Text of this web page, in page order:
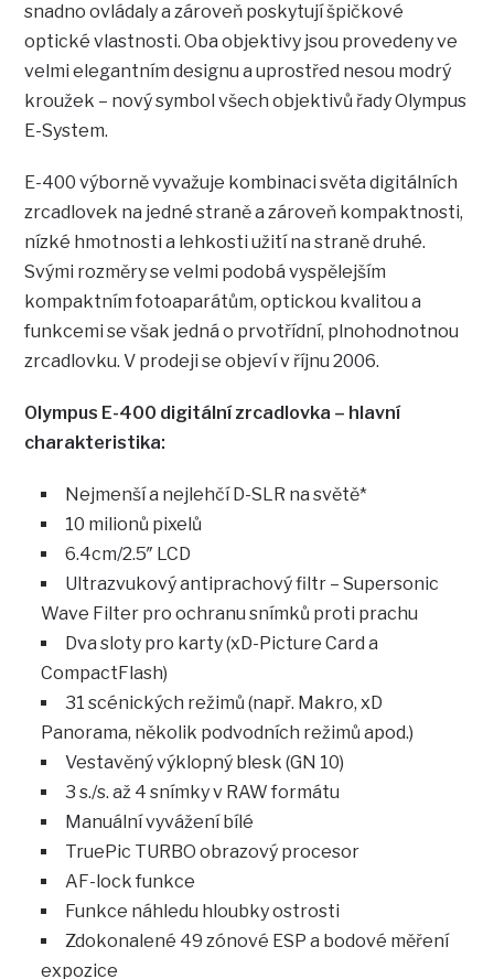
snadno ovládaly a zároveň poskytují špičkové
optické vlastnosti. Oba objektivy jsou provedeny ve
velmi elegantním designu a uprostřed nesou modrý
kroužek – nový symbol všech objektivů řady Olympus
E-System.
E-400 výborně vyvažuje kombinaci světa digitálních
zrcadlovek na jedné straně a zároveň kompaktnosti,
nízké hmotnosti a lehkosti užití na straně druhé.
Svými rozměry se velmi podobá vyspělejším
kompaktním fotoaparátům, optickou kvalitou a
funkcemi se však jedná o prvotřídní, plnohodnotnou
zrcadlovku. V prodeji se objeví v říjnu 2006.
Olympus E-400 digitální zrcadlovka – hlavní
charakteristika:
Nejmenší a nejlehčí D-SLR na světě*
10 milionů pixelů
6.4cm/2.5″ LCD
Ultrazvukový antiprachový filtr – Supersonic
Wave Filter pro ochranu snímků proti prachu
Dva sloty pro karty (xD-Picture Card a
CompactFlash)
31 scénických režimů (např. Makro, xD
Panorama, několik podvodních režimů apod.)
Vestavěný výklopný blesk (GN 10)
3 s./s. až 4 snímky v RAW formátu
Manuální vyvážení bílé
TruePic TURBO obrazový procesor
AF-lock funkce
Funkce náhledu hloubky ostrosti
Zdokonalené 49 zónové ESP a bodové měření
expozice